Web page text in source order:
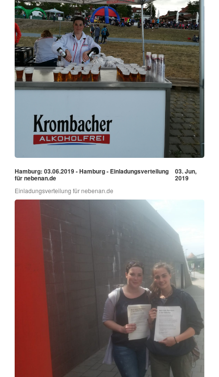
Hamburg: 03.06.2019 - Hamburg - Einladungsverteilung
für nebenan.de
03. Jun,
2019
Einladungsverteilung für nebenan.de